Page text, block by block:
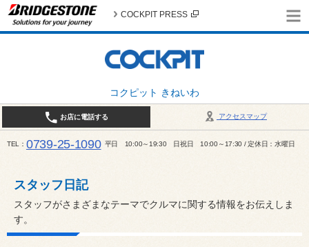
コクピット きねいわ
COCKPIT PRESS
アクセスマップ
お店に電話する
TEL 0739-25-1090 平日 10:00～19:30 日祝日 10:00～17:30 / 定休日：水曜日
スタッフ日記
スタッフがさまざまなテーマでクルマに関する情報をお伝えしま
す。